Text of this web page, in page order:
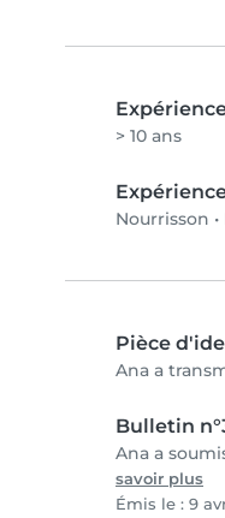
> 10 ans
Nourrisson •
Pièce
Ana a
Bulletin
Ana a
savoir plus
Émis le : 9